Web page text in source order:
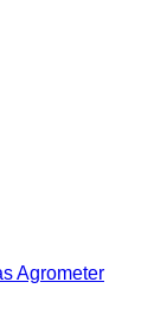
Agrometer